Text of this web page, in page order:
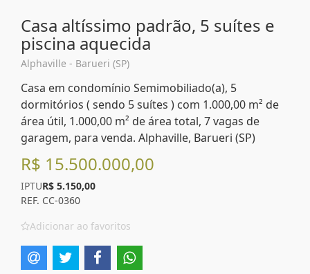
Casa altíssimo padrão, 5 suítes e
piscina aquecida
Alphaville - Barueri (SP)
Casa em condomínio Semimobiliado(a), 5
dormitórios ( sendo 5 suítes ) com 1.000,00 m² de
área útil, 1.000,00 m² de área total, 7 vagas de
garagem, para venda. Alphaville, Barueri (SP)
R$ 15.500.000,00
IPTUR$ 5.150,00
REF. CC-0360
Adicionar ao favoritos